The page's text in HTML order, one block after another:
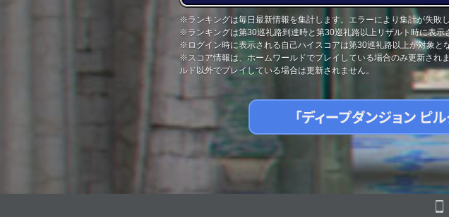
※ランキングは毎日最新情報を集計します。エラーにより集計が失敗
※ランキングは第30巡礼路到達時と第30巡礼路以上リザルト時に表示
※ログイン時に表示される自己ハイスコアは第30巡礼路以上が対象と
※スコア情報は、ホームワールドでプレイしている場合のみ更新され
ルド以外でプレイしている場合は更新されません。